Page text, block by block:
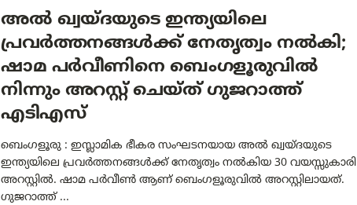
അൽ ഖ്വയ്ദയുടെ ഇന്ത്യയിലെ
പ്രവർത്തനങ്ങൾക്ക് നേതൃത്വം നൽകി;
ഷാമ പർവീണിനെ ബെംഗളൂരുവിൽ
നിന്നും അറസ്റ്റ് ചെയ്ത് ഗുജറാത്ത്
എടിഎസ്
ബെംഗളൂരു : ഇസ്ലാമിക ഭീകര സംഘടനയായ അൽ ഖ്വയ്ദയുടെ
ഇന്ത്യയിലെ പ്രവർത്തനങ്ങൾക്ക് നേതൃത്വം നൽകിയ 30 വയസ്സുകാരി
അറസ്റ്റിൽ. ഷാമ പർവീൺ ആണ് ബെംഗളൂരുവിൽ അറസ്റ്റിലായത്.
ഗുജറാത്ത് ...